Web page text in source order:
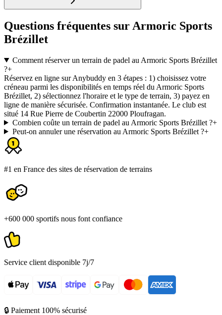
Questions fréquentes sur Armoric Sports
Brézillet
Comment réserver un terrain de padel au Armoric Sports Brézillet
?+
Réservez en ligne sur Anybuddy en 3 étapes : 1) choisissez votre
créneau parmi les disponibilités en temps réel du Armoric Sports
Brézillet, 2) sélectionnez l'horaire et le type de terrain, 3) payez en
ligne de manière sécurisée. Confirmation instantanée. Le club est
situé 14 Rue Pierre de Coubertin 22000 Ploufragan.
Combien coûte un terrain de padel au Armoric Sports Brézillet ?+
Peut-on annuler une réservation au Armoric Sports Brézillet ?+
#1 en France des sites de réservation de terrains
+600 000 sportifs nous font confiance
Service client disponible 7j/7
🔒 Paiement 100% sécurisé